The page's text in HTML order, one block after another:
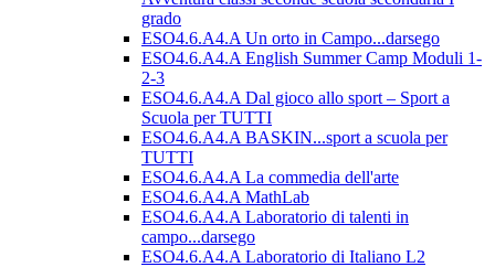
grado
ESO4.6.A4.A Un orto in Campo...darsego
ESO4.6.A4.A English Summer Camp Moduli 1-
2-3
ESO4.6.A4.A Dal gioco allo sport – Sport a
Scuola per TUTTI
ESO4.6.A4.A BASKIN...sport a scuola per
TUTTI
ESO4.6.A4.A La commedia dell'arte
ESO4.6.A4.A MathLab
ESO4.6.A4.A Laboratorio di talenti in
campo...darsego
ESO4.6.A4.A Laboratorio di Italiano L2